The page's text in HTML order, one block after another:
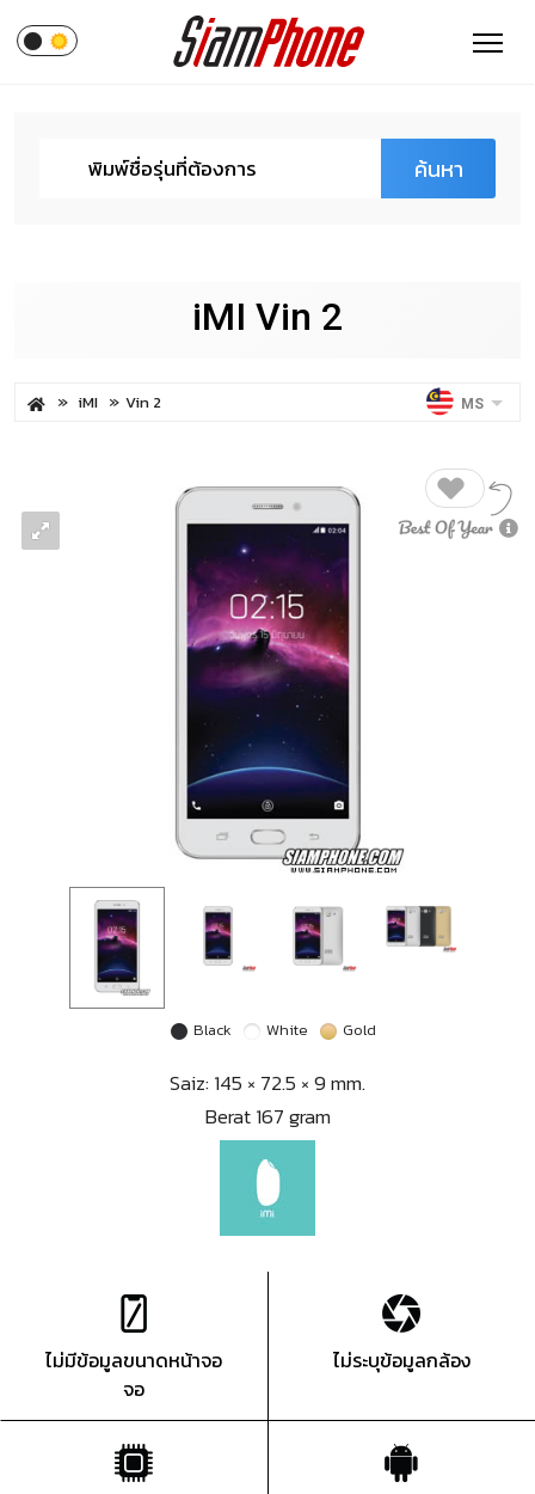
ค้นหา
iMI Vin 2
iMI Vin 2 MS
Black White Gold
Saiz: 145 × 72.5 × 9 mm.
Berat 167 gram
ไม่มีข้อมูลขนาดหน้าจอ
จอ
ไม่ระบุข้อมูลกล้อง